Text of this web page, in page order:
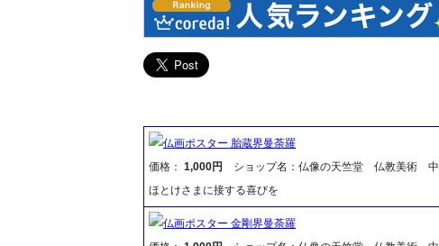
仏画ポスター 胎蔵界曼荼羅
価格： 1,000円
ショップ名：仏像の天竺堂 仏教美術 中
ほとけさまに接する喜びを
仏画ポスター 金剛界曼荼羅